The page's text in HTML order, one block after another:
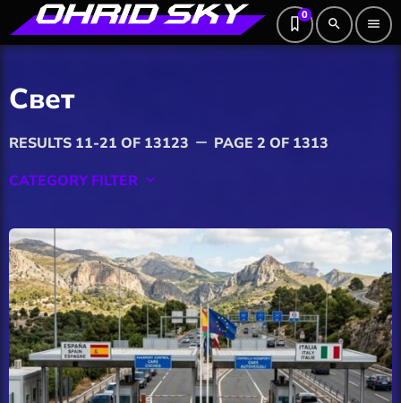
0
search menu
Свет
RESULTS 11-21 OF 13123 remove PAGE 2 OF 1313
CATEGORY FILTER keyboard_arrow_down
Hobby
Software
Wellness